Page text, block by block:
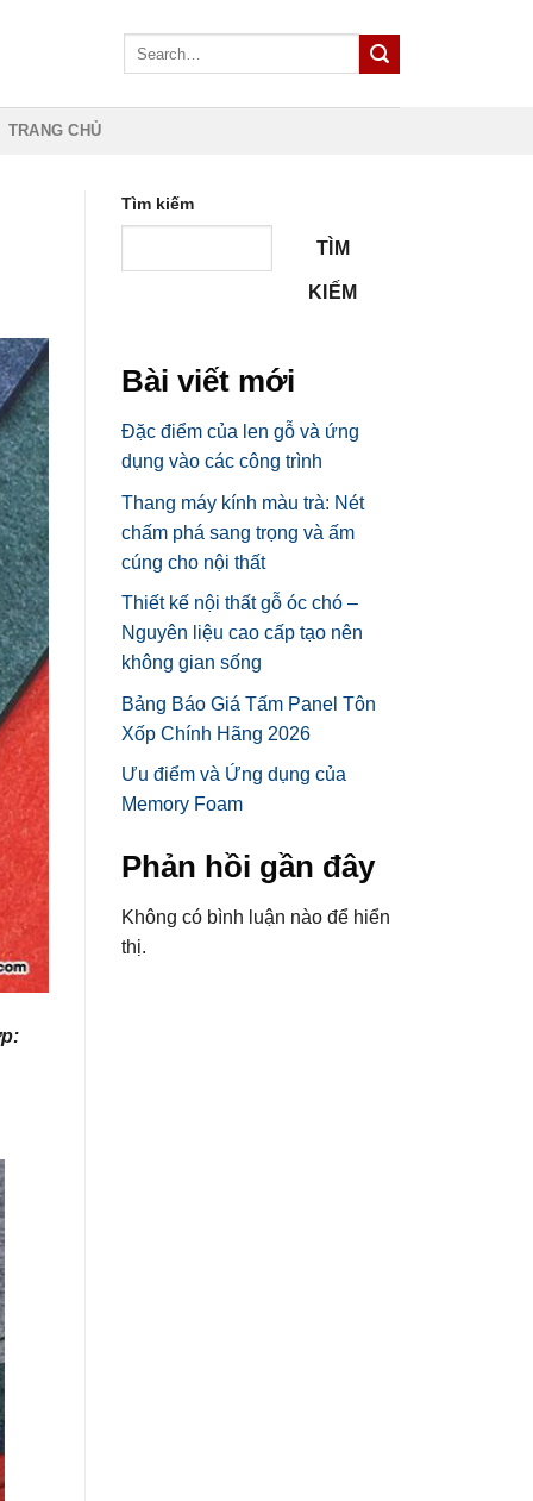
TRANG CHỦ
Tìm kiếm
TÌM
KIẾM
Bài viết mới
Đặc điểm của len gỗ và ứng
dụng vào các công trình
Thang máy kính màu trà: Nét
chấm phá sang trọng và ấm
cúng cho nội thất
Thiết kế nội thất gỗ óc chó –
Nguyên liệu cao cấp tạo nên
không gian sống
Bảng Báo Giá Tấm Panel Tôn
Xốp Chính Hãng 2026
Ưu điểm và Ứng dụng của
Memory Foam
Phản hồi gần đây
Không có bình luận nào để hiển
thị.